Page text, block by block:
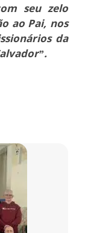
seu zelo
ao Pai, nos
da